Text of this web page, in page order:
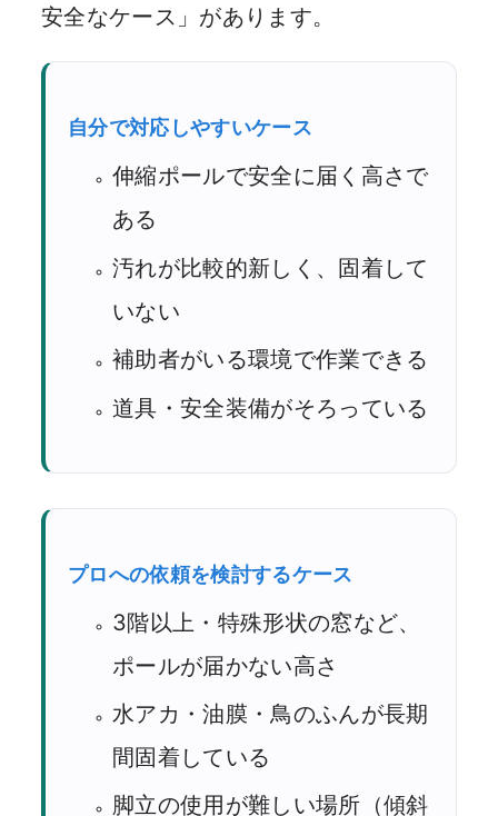
安全なケース」があります。
自分で対応しやすいケース
伸縮ポールで安全に届く高さで
ある
汚れが比較的新しく、固着して
いない
補助者がいる環境で作業できる
道具・安全装備がそろっている
プロへの依頼を検討するケース
3階以上・特殊形状の窓など、
ポールが届かない高さ
水アカ・油膜・鳥のふんが長期
間固着している
脚立の使用が難しい場所（傾斜